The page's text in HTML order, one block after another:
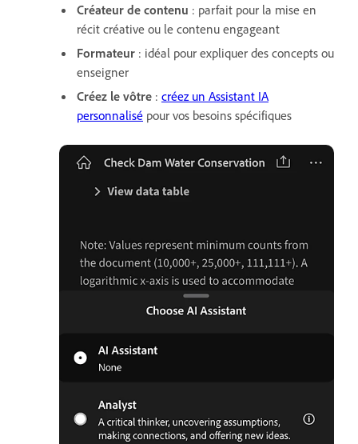
Créateur de contenu : parfait pour la mise en
récit créative ou le contenu engageant
Formateur : idéal pour expliquer des concepts ou
enseigner
Créez le vôtre : créez un Assistant IA
personnalisé pour vos besoins spécifiques